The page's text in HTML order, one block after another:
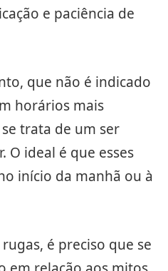
e paciência de
que não é indicado
horários mais
trata de um ser
O ideal é que esses
início da manhã ou à
é preciso que se